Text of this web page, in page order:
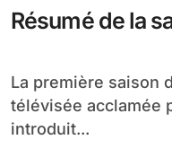
Résumé de la
La première saison de True Blood, série
télévisée acclamée
introduit...